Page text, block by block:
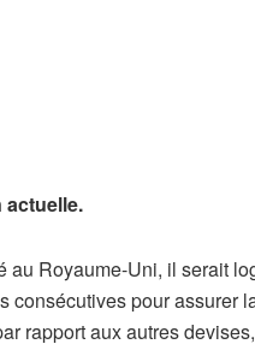
actuelle.
au Royaume-Uni, il serait
consécutives pour assurer
rapport aux autres